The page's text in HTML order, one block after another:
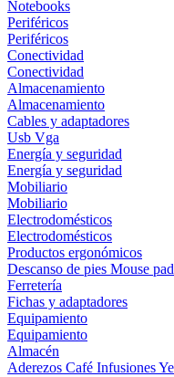
Notebooks
Periféricos
Periféricos
Conectividad
Conectividad
Almacenamiento
Almacenamiento
Cables y adaptadores
Usb Vga
Energía y seguridad
Energía y seguridad
Mobiliario
Mobiliario
Electrodomésticos
Electrodomésticos
Productos ergonómicos
Descanso de pies Mouse
Ferretería
Fichas y adaptadores
Equipamiento
Equipamiento
Almacén
Aderezos Café Infusiones